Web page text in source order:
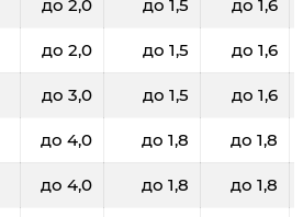
до 2,0 до 1,5 до 1,6
до 2,0 до 1,5 до 1,6
до 3,0 до 1,5 до 1,6
до 4,0 до 1,8 до 1,8
до 4,0 до 1,8 до 1,8